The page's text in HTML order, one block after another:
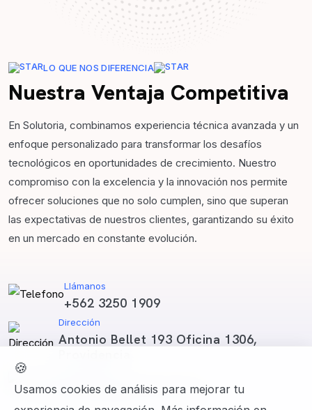
🍪
Usamos cookies de análisis para mejorar tu
LO QUE NOS DIFERENCIA
Nuestra Ventaja Competitiva
En Solutoria, combinamos experiencia técnica avanzada y un
enfoque personalizado para transformar los desafíos
tecnológicos en oportunidades de crecimiento. Nuestro
compromiso con la excelencia y la innovación nos permite
ofrecer soluciones que no solo cumplen, sino que superan
las expectativas de nuestros clientes, garantizando su éxito
en un mercado en constante evolución.
Llámanos
+562 3250 1909
Dirección
Antonio Bellet 193 Oficina 1306,
contacto@solutoria.info